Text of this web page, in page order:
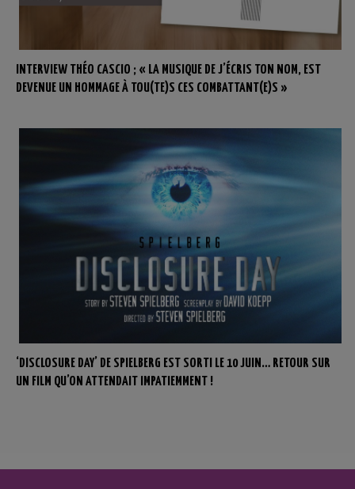
INTERVIEW THÉO CASCIO ; « LA MUSIQUE DE J’ÉCRIS TON NOM, EST
DEVENUE UN HOMMAGE À TOU(TE)S CES COMBATTANT(E)S »
‘DISCLOSURE DAY’ DE SPIELBERG EST SORTI LE 10 JUIN… RETOUR SUR
UN FILM QU’ON ATTENDAIT IMPATIEMMENT !